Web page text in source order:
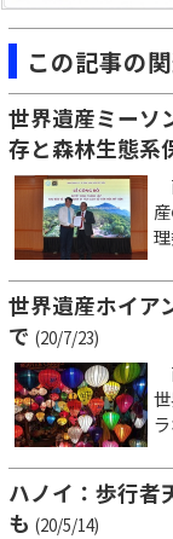
この記事の
世界遺産ミー
存と森林生態系
世界遺産ホイ
で (20/7/23)
ハノイ：歩行者
も (20/5/14)